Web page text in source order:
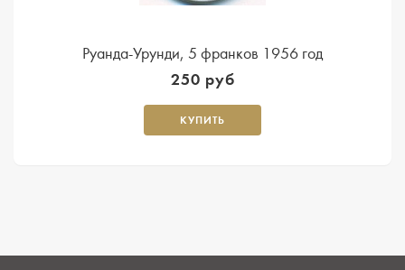
Руанда-Урунди, 5 франков 1956 год
250 руб
КУПИТЬ